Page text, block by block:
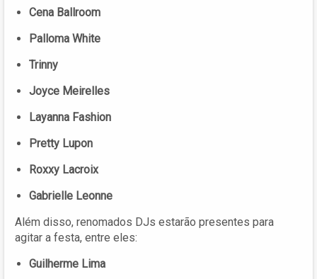
Cena Ballroom
Palloma White
Trinny
Joyce Meirelles
Layanna Fashion
Pretty Lupon
Roxxy Lacroix
Gabrielle Leonne
Além disso, renomados DJs estarão presentes para
agitar a festa, entre eles:
Guilherme Lima